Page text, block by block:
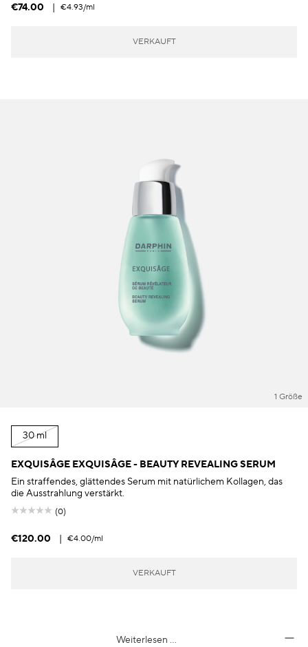
€74.00 | €4.93/ml
VERKAUFT
1 Größe
30 ml
EXQUISÂGE EXQUISÂGE - BEAUTY REVEALING SERUM
Ein straffendes, glättendes Serum mit natürlichem Kollagen, das
die Ausstrahlung verstärkt.
(0)
€120.00 | €4.00/ml
VERKAUFT
Weiterlesen …